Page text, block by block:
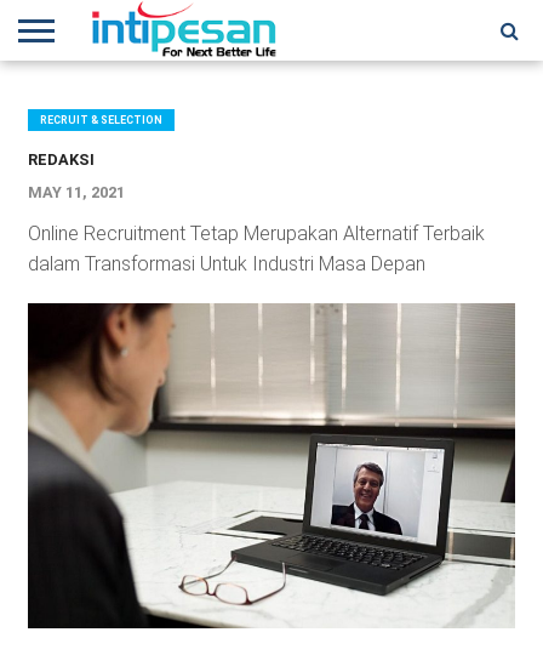
NEWS
CONFERENCES
TRAINING
IPSHOW
EVENT
IP
NETWORK
MORE
RECRUIT & SELECTION
REDAKSI
MAY 11, 2021
Online Recruitment Tetap Merupakan Alternatif Terbaik
dalam Transformasi Untuk Industri Masa Depan